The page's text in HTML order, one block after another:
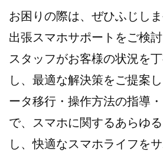
お困りの際は、ぜひふじし
出張スマホサポートをご検
スタッフがお客様の状況を
し、最適な解決策をご提案
ータ移行・操作方法の指導
で、スマホに関するあらゆ
し、快適なスマホライフを